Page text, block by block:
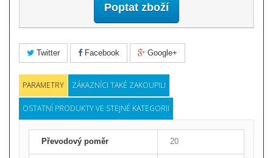
Poptat zboží
Twitter Facebook Google+
PARAMETRY ZÁKAZNÍCI TAKÉ ZAKOUPILI
OSTATNÍ PRODUKTY VE STEJNÉ KATEGORII
Převodový poměr 20